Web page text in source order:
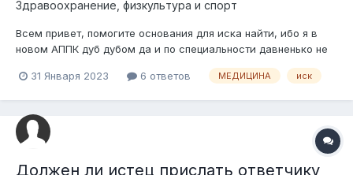
Здравоохранение, физкультура и спорт
Всем привет, помогите основания для иска найти, ибо я в
новом АППК дуб дубом да и по специальности давненько не
врач послала, выписала Ибупрофен и сказала мол "К
написала без подпи...
31 Января 2023 6 ответов МЕДИЦИНА иск
Должен ли истец прислать ответчику